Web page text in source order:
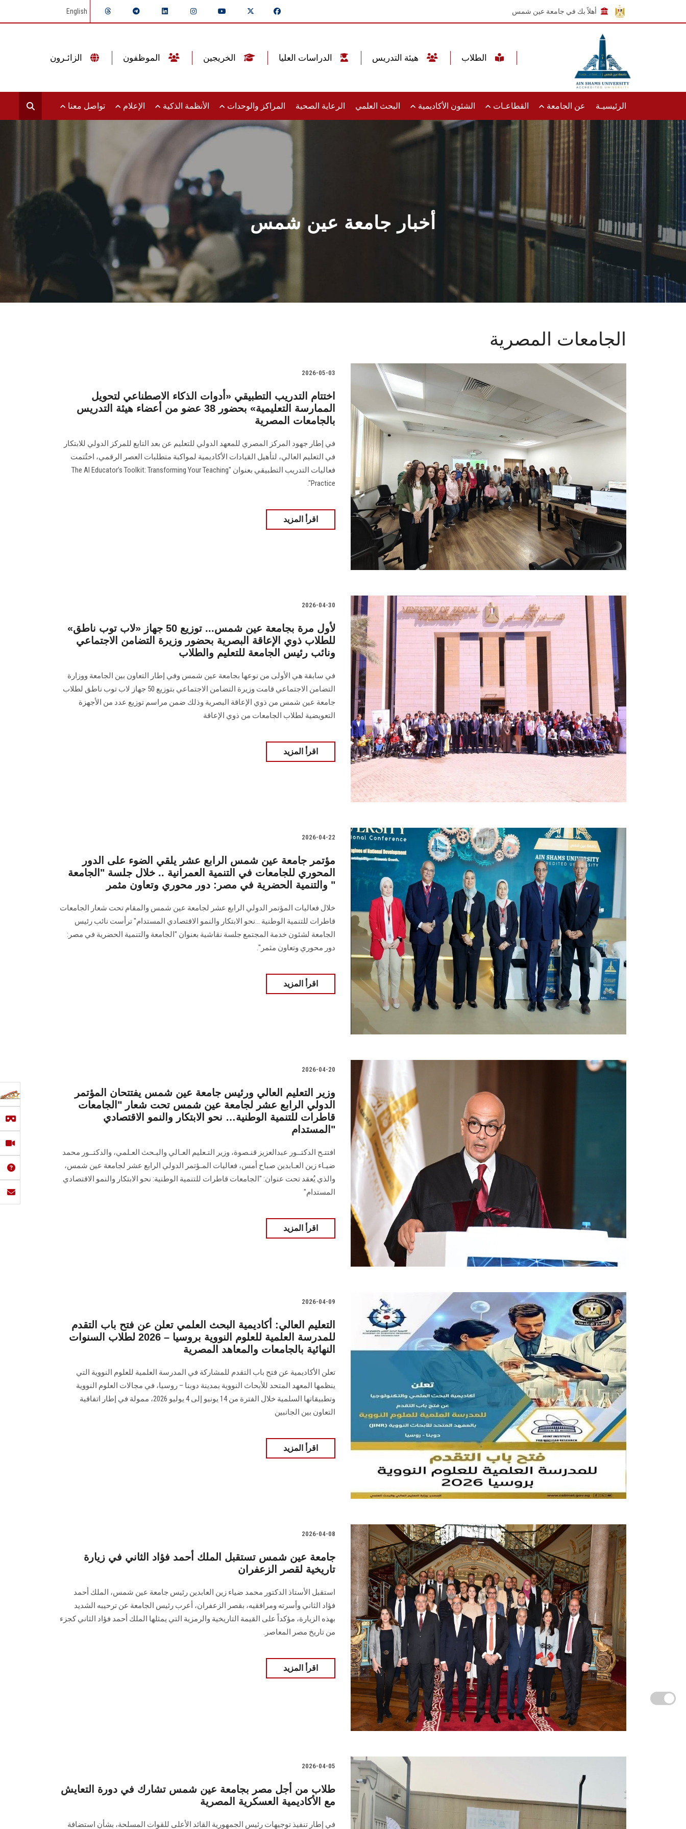
أهلاً بك في جامعة عين شمس English
الرئيسيـة عن الجامعة القطاعـات الشئون الأكاديمية البحث العلمي الرعاية الصحية المراكز والوحدات الأنظمة الذكية الإعلام تواصل معنا
أخبار جامعة عين شمس
الجامعات المصرية
2026-05-03
اختتام التدريب التطبيقي «أدوات الذكاء الاصطناعي لتحويل
الممارسة التعليمية» بحضور 38 عضو من أعضاء هيئة التدريس
بالجامعات المصرية
في إطار جهود المركز المصري للمعهد الدولي للتعليم عن بعد التابع للمركز الدولي للابتكار
في التعليم العالي، لتأهيل القيادات الأكاديمية لمواكبة متطلبات العصر الرقمي، اختُتمت
فعاليات التدريب التطبيقي بعنوان "The AI Educator’s Toolkit: Transforming Your Teaching
Practice".
اقرأ المزيد
2026-04-30
لأول مرة بجامعة عين شمس... توزيع 50 جهاز «لاب توب ناطق»
للطلاب ذوي الإعاقة البصرية بحضور وزيرة التضامن الاجتماعي
ونائب رئيس الجامعة للتعليم والطلاب
في سابقة هي الأولى من نوعها بجامعة عين شمس وفي إطار التعاون بين الجامعة ووزارة
التضامن الاجتماعي قامت وزيرة التضامن الاجتماعي بتوزيع 50 جهاز لاب توب ناطق لطلاب
جامعة عين شمس من ذوي الإعاقة البصرية وذلك ضمن مراسم توزيع عدد من الأجهزة
التعويضية لطلاب الجامعات من ذوي الإعاقة
اقرأ المزيد
2026-04-22
مؤتمر جامعة عين شمس الرابع عشر يلقي الضوء على الدور
المحوري للجامعات في التنمية العمرانية .. خلال جلسة "الجامعة
والتنمية الحضرية في مصر: دور محوري وتعاون مثمر "
خلال فعاليات المؤتمر الدولي الرابع عشر لجامعة عين شمس والمقام تحت شعار الجامعات
قاطرات للتنمية الوطنية ...نحو الابتكار والنمو الاقتصادي المستدام" ترأست نائب رئيس
الجامعة لشئون خدمة المجتمع جلسة نقاشية بعنوان "الجامعة والتنمية الحضرية في مصر:
دور محوري وتعاون مثمر".
اقرأ المزيد
2026-04-20
وزير التعليم العالي ورئيس جامعة عين شمس يفتتحان المؤتمر
الدولي الرابع عشر لجامعة عين شمس تحت شعار "الجامعات
قاطرات للتنمية الوطنية… نحو الابتكار والنمو الاقتصادي
المستدام"
افتتـح الدكتــور عبدالعزيز قنـصوة، وزير التـعليم العـالي والبـحث العـلمي، والدكتــور محمد
ضيـاء زين العـابدين صباح أمس، فعاليات المـؤتمر الدولي الرابع عشر لجامعة عين شمس،
والذي يُعقد تحت عنوان: "الجامعات قاطرات للتنمية الوطنية: نحو الابتكار والنمو الاقتصادي
المستدام"
اقرأ المزيد
2026-04-09
التعليم العالي: أكاديمية البحث العلمي تعلن عن فتح باب التقدم
للمدرسة العلمية للعلوم النووية بروسيا – 2026 لطلاب السنوات
النهائية بالجامعات والمعاهد المصرية
تعلن الأكاديمية عن فتح باب التقدم للمشاركة في المدرسة العلمية للعلوم النووية التي
ينظمها المعهد المتحد للأبحاث النووية بمدينة دوبنا – روسيا، في مجالات العلوم النووية
وتطبيقاتها السلمية خلال الفترة من 14 يونيو إلى 4 يوليو 2026، ممولة في إطار اتفاقية
التعاون بين الجانبين
اقرأ المزيد
2026-04-08
جامعة عين شمس تستقبل الملك أحمد فؤاد الثاني في زيارة
تاريخية لقصر الزعفران
استقبل الأستاذ الدكتور محمد ضياء زين العابدين رئيس جامعة عين شمس، الملك أحمد
فؤاد الثاني وأسرته ومرافقيه، بقصر الزعفران، أعرب رئيس الجامعة عن ترحيبه الشديد
بهذه الزيارة، مؤكداً على القيمة التاريخية والرمزية التي يمثلها الملك أحمد فؤاد الثاني كجزء
من تاريخ مصر المعاصر.
اقرأ المزيد
2026-04-05
طلاب من أجل مصر بجامعة عين شمس تشارك في دورة التعايش
مع الأكاديمية العسكرية المصرية
في إطار تنفيذ توجيهات رئيس الجمهورية القائد الأعلى للقوات المسلحة، بشأن استضافة